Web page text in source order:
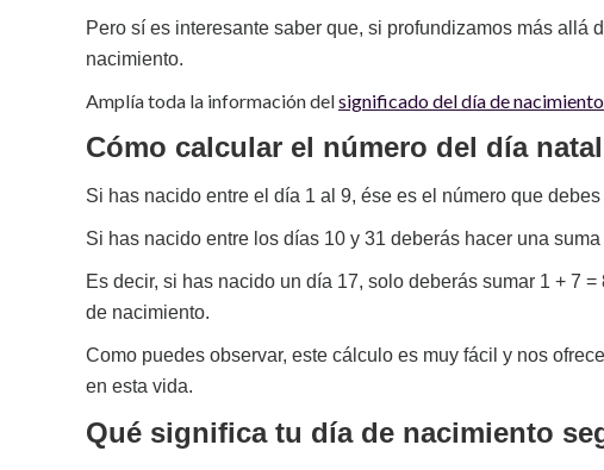
Pero sí es interesante saber que, si profundizamos más
nacimiento.
Amplía toda la información delsignificado del día de nacimiento
Cómo calcular el número del día natal
Si has nacido entre el día 1 al 9, ése es el número que
Si has nacido entre los días 10 y 31 deberás hacer una
Es decir, si has nacido un día 17, solo deberás sumar 1 + 7
de nacimiento.
Como puedes observar, este cálculo es muy fácil y nos
en esta vida.
Qué significa tu día de nacimiento